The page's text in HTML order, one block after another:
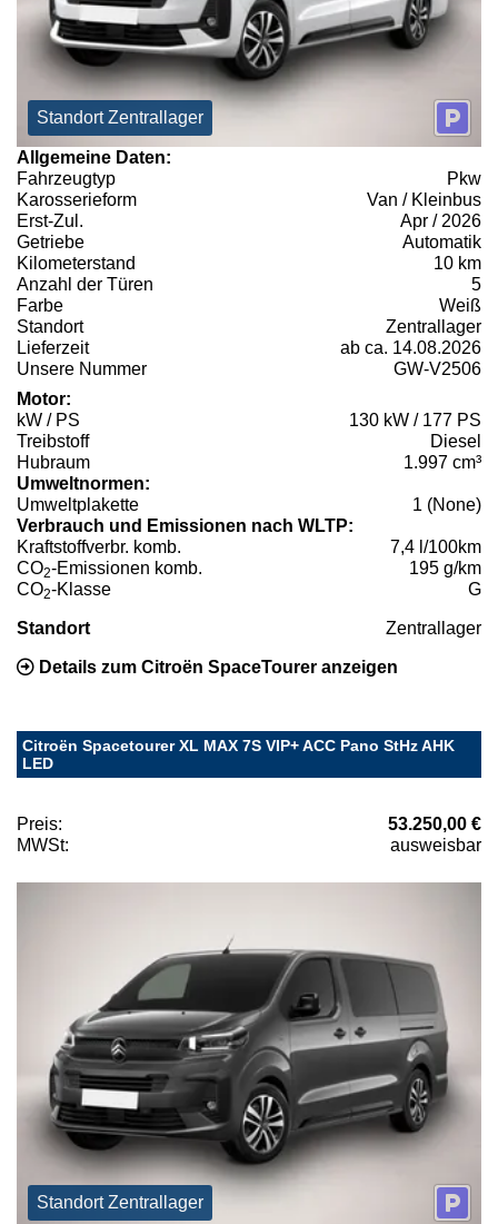
Standort Zentrallager
Allgemeine Daten:
Fahrzeugtyp
Pkw
Karosserieform
Van / Kleinbus
Erst-Zul.
Apr / 2026
Getriebe
Automatik
Kilometerstand
10 km
Anzahl der Türen
5
Farbe
Weiß
Standort
Zentrallager
Lieferzeit
ab ca. 14.08.2026
Unsere Nummer
GW-V2506
Motor:
kW / PS
130 kW / 177 PS
Treibstoff
Diesel
Hubraum
1.997 cm³
Umweltnormen:
Umweltplakette
1 (None)
Verbrauch und Emissionen nach WLTP:
Kraftstoffverbr. komb.
7,4 l/100km
CO2-Emissionen komb.
195 g/km
CO2-Klasse G
Standort Zentrallager
Details zum Citroën SpaceTourer anzeigen
Citroën Spacetourer XL MAX 7S VIP+ ACC Pano StHz AHK
LED
Preis:
53.250,00 €
MWSt:
ausweisbar
Standort Zentrallager